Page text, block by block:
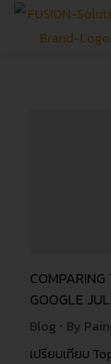
GOOGLE
Blog By
เปรียบเทียบ